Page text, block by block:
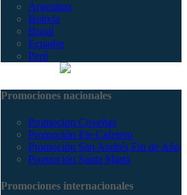
Argentina
Bolivia
Brasil
Ecuador
Perú
Promociones nacionales
Promocion Coveñas
Promoción Eje Cafetero
Promoción San Andrés Fin de Año
Promoción Santa Marta
Promociones internacionales